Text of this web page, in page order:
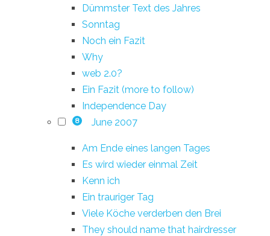
Dümmster Text des Jahres
Sonntag
Noch ein Fazit
Why
web 2.0?
Ein Fazit (more to follow)
Independence Day
8 June 2007
Am Ende eines langen Tages
Es wird wieder einmal Zeit
Kenn ich
Ein trauriger Tag
Viele Köche verderben den Brei
They should name that hairdresser